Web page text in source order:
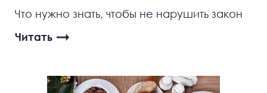
Что нужно знать, чтобы не нарушить закон
Читать